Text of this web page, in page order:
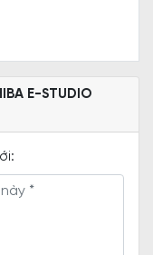
E-STUDIO